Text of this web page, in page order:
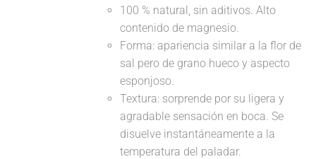
100 % natural, sin aditivos. Alto
contenido de magnesio.
Forma: apariencia similar a la flor de
sal pero de grano hueco y aspecto
esponjoso.
Textura: sorprende por su ligera y
agradable sensación en boca. Se
disuelve instantáneamente a la
temperatura del paladar.